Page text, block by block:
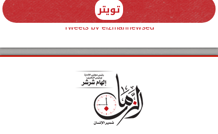
تويتر
Tweets by elzmannewseg